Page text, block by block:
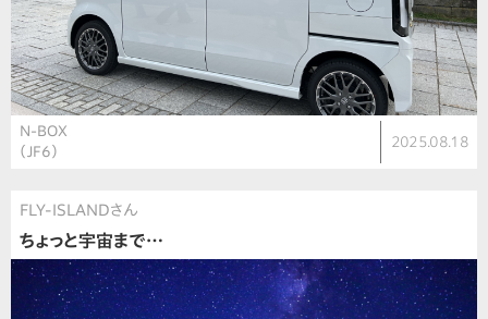
N-BOX
（JF6）
2025.08.18
FLY-ISLANDさん
ちょっと宇宙まで…